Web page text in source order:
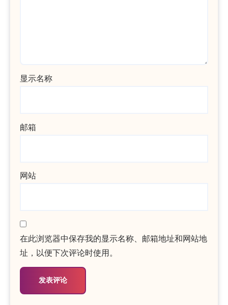
显示名称
邮箱
网站
在此浏览器中保存我的显示名称、邮箱地址和网站地
址，以便下次评论时使用。